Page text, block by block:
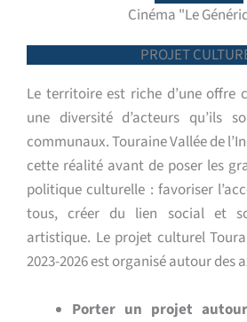
Cinéma "Le
PROJET
Le territoire est riche d’une offre
une diversité d’acteurs qu’ils
communaux. Touraine Vallée de
cette réalité avant de poser les
politique culturelle : favoriser
tous, créer du lien social et
artistique. Le projet culturel
2023-2026 est organisé autour des
Porter un projet